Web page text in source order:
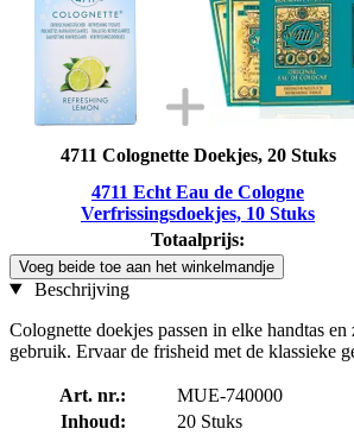
4711 Colognette Doekjes, 20 Stuks
4711 Echt Eau de Cologne
Verfrissingsdoekjes, 10 Stuks
Totaalprijs:
Voeg beide toe aan het winkelmandje
Beschrijving
Colognette doekjes passen in elke handtas
gebruik. Ervaar de frisheid met de klassieke
Art. nr.:
MUE-740000
Inhoud:
20 Stuks